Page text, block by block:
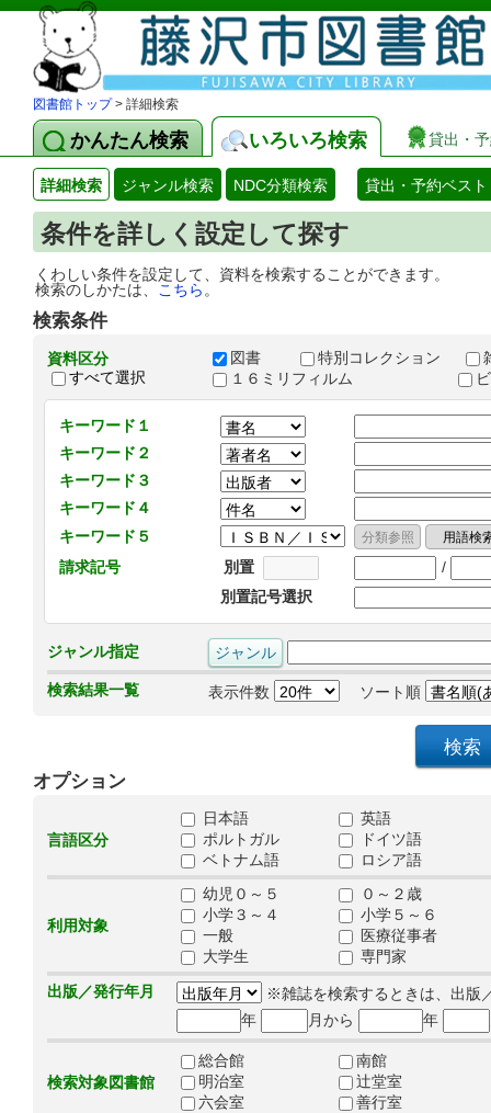
図書館トップ> 詳細検索
かんたん検索 いろいろ検索 貸出・
詳細検索 ジャンル検索 NDC分類検索 貸出・予約ベスト
条件を詳しく設定して探す
くわしい条件を設定して、資料を検索することができます。
検索のしかたは、
こちら 。
検索条件
資料区分
すべて選択
図書 特別コレクション
１６ミリフィルム
キーワード１
キーワード２
キーワード３
キーワード４
キーワード５
請求記号
別置
/
別置記号選択
ジャンル指定
検索結果一覧 表示件数 ソート順
オプション
言語区分
日本語
英語
ポルトガル
ドイツ語
ベトナム語
ロシア語
利用対象
幼児０～５
０～２歳
小学３～４
小学５～６
一般
医療従事者
大学生
専門家
出版／発行年月
※雑誌を検索するときは、出版
年
月から 年
検索対象図書館
総合館
南館
明治室
辻堂室
六会室
善行室